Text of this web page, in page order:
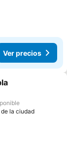
Ver precios
la ciudad